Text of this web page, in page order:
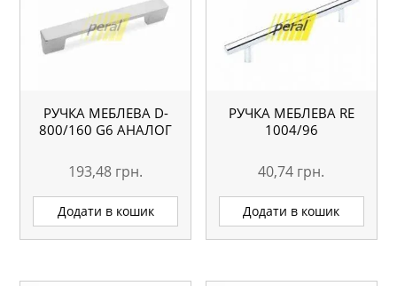
РУЧКА МЕБЛЕВА D-
800/160 G6 АНАЛОГ
193,48 грн.
Додати в кошик
РУЧКА МЕБЛЕВА RE
1004/96
40,74 грн.
Додати в кошик